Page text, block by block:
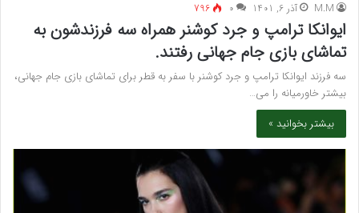
M.M آذر 6, 1401 ۰ 796
ایوانکا ترامپ و جرد کوشنر همراه سه فرزندشون به
تماشای بازی جام جهانی رفتند.
سه فرزند ایوانکا ترامپ و جرد کوشنر با سفر به قطر برای تماشای بازی جام جهانی،
بیشتر خاورمیانه را می…
بیشتر بخوانید »